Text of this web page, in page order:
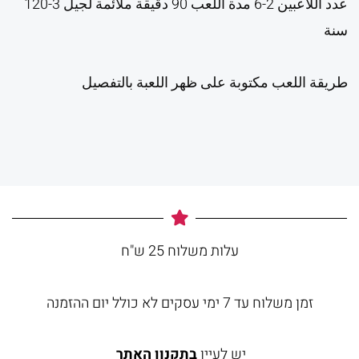
عدد اللاعبين 2-6 مدة اللعب 90 دقيقة ملائمة لجيل 3-120
سنة
طريقة اللعب مكتوبة على ظهر اللعبة بالتفصيل
עלות משלוח 25 ש"ח
זמן משלוח עד 7 ימי עסקים לא כולל יום ההזמנה